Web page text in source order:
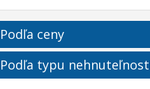
Podľa ceny
Podľa typu